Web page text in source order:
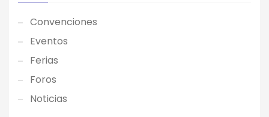
Convenciones
Eventos
Ferias
Foros
Noticias